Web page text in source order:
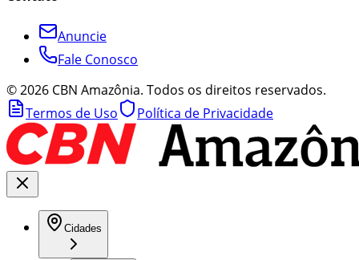
Anuncie
Fale Conosco
©2026 CBN Amazônia. Todos os direitos reservados.
Termos de Uso
Política de Privacidade
Cidades